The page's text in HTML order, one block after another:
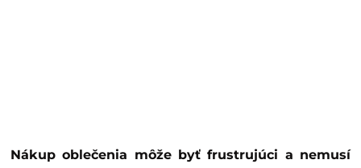
Nákup oblečenia môže byť frustrujúci a nemusí